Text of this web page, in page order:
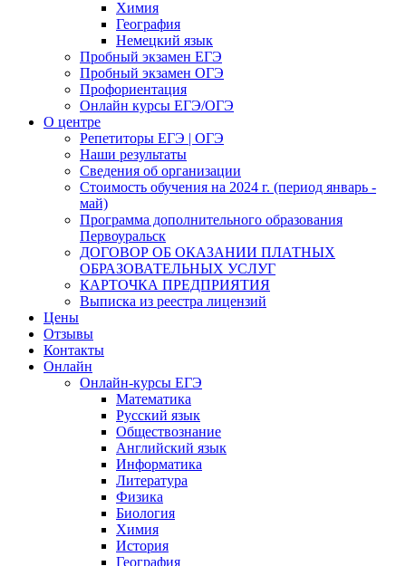
Химия
География
Немецкий язык
Пробный экзамен ЕГЭ
Пробный экзамен ОГЭ
Профориентация
Онлайн курсы ЕГЭ/ОГЭ
О центре
Репетиторы ЕГЭ | ОГЭ
Наши результаты
Сведения об организации
Стоимость обучения на 2024 г. (период январь -
май)
Программа дополнительного образования
Первоуральск
ДОГОВОР ОБ ОКАЗАНИИ ПЛАТНЫХ
ОБРАЗОВАТЕЛЬНЫХ УСЛУГ
КАРТОЧКА ПРЕДПРИЯТИЯ
Выписка из реестра лицензий
Цены
Отзывы
Контакты
Онлайн
Онлайн-курсы ЕГЭ
Математика
Русский язык
Обществознание
Английский язык
Информатика
Литература
Физика
Биология
Химия
История
География